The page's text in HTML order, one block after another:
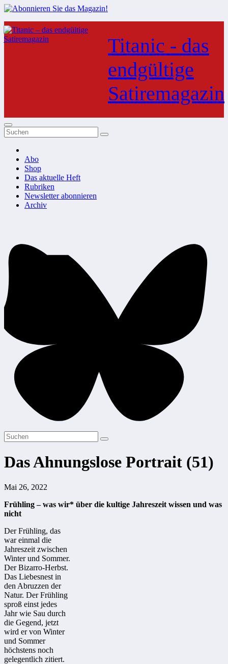
Zum
Inhalt
springen
Titanic - das
endgültige
Satiremagazin
Abo
Shop
Das aktuelle Heft
Rubriken
Newsletter abonnieren
Archiv
Das Ahnungslose Portrait (51)
Mai 26, 2022
Frühling – was wir* über die kultige Jahreszeit wissen und was
nicht
Der Frühling, das
war einmal die
Jahreszeit zwischen
Winter und Sommer.
Der Bizarro-Herbst.
Das Liebesnest in
den Abruzzen der
Natur. Der Frühling
sproß einst jedes
Jahr wie Sau durch
die Gegend, jetzt
wird er von Winter
und Sommer
höchstens noch
gelegentlich zitiert.